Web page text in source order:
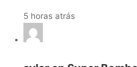
5 horas atrás